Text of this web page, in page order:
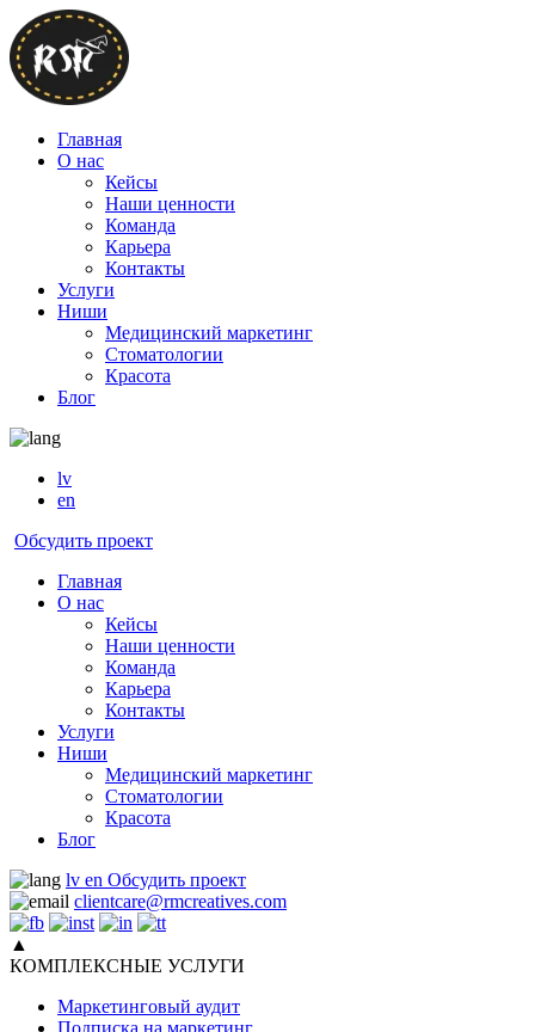
Главная
О нас
Кейсы
Наши ценности
Команда
Карьера
Контакты
Услуги
Ниши
Медицинский маркетинг
Стоматологии
Красота
Блог
lv
en
Обсудить проект
Главная
О нас
Кейсы
Наши ценности
Команда
Карьера
Контакты
Услуги
Ниши
Медицинский маркетинг
Стоматологии
Красота
Блог
lv en Обсудить проект
clientcare@rmcreatives.com
▲
КОМПЛЕКСНЫЕ УСЛУГИ
Маркетинговый аудит
Подписка на маркетинг